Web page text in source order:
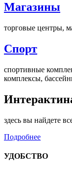
Магазины
торговые центры,
Спорт
спортивные
комплексы,
здесь вы найдете
Подробнее
УДОБСТВО